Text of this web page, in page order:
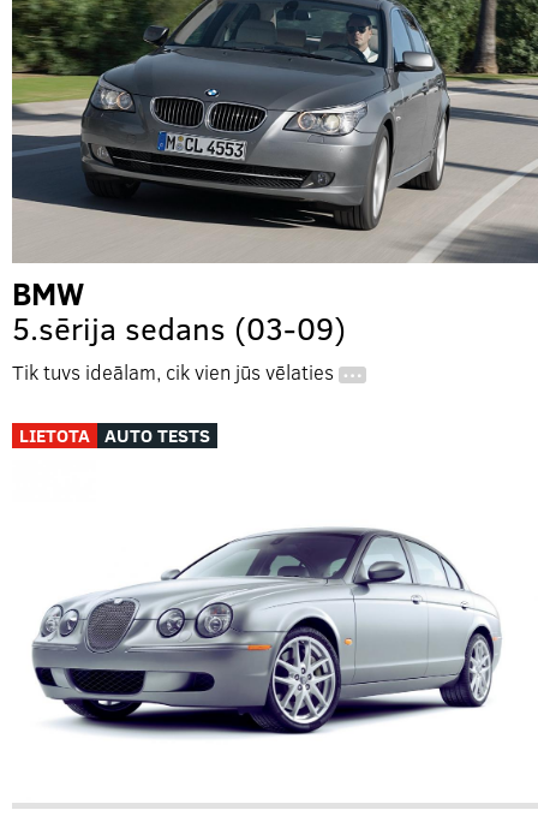
BMW
5.sērija sedans (03-09)
Tik tuvs ideālam, cik vien jūs vēlaties …
LIETOTA AUTO TESTS